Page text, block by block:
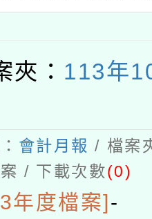
夾： 113年
會計月報 / 檔案
/ 下載次數(0)
年度檔案] -